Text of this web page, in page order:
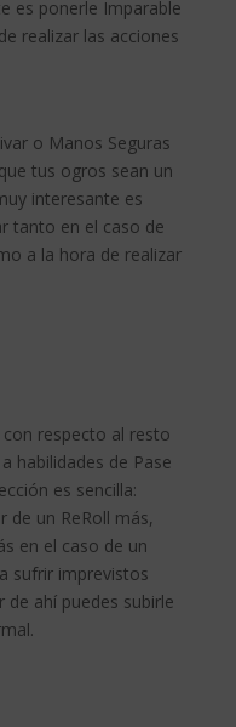
es ponerle Imparable
realizar las acciones
o Manos Seguras
tus ogros sean un
interesante es
tanto en el caso de
a la hora de realizar
respecto al resto
habilidades de Pase
es sencilla:
de un ReRoll más,
en el caso de un
sufrir imprevistos
de ahí puedes subirle